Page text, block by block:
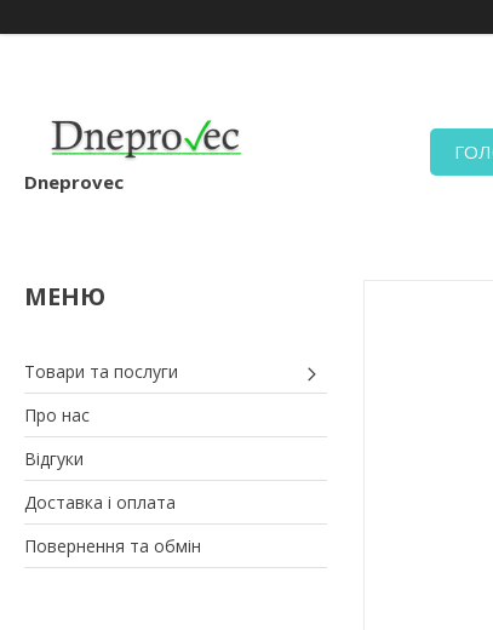
Dneprovec
Товари та послуги
Про нас
Відгуки
Доставка і оплата
Повернення та обмін